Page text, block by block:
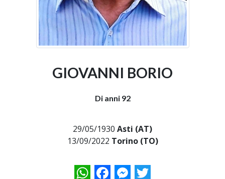
GIOVANNI BORIO
Di anni 92
29/05/1930 Asti (AT)
13/09/2022 Torino (TO)
WhatsAppFacebookMessenger
Twitter